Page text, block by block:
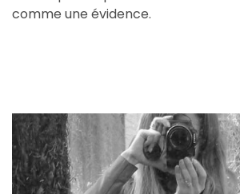
comme une évidence.